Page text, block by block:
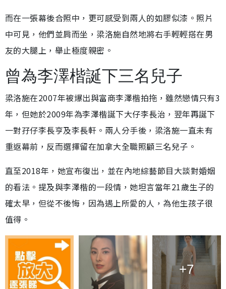
而在一張幕後合照中，更可感受到兩人的如膠似漆。照片
中可見，他們並肩而坐，梁洛施自然地將右手輕輕搭在男
友的大腿上，舉止極度親密。
曾為李澤楷誕下三名兒子
梁洛施在2007年被爆出與富商李澤楷拍拖，雖然戀情只有3
年，但她於2009年為李澤楷誕下大仔李長治，翌年再誕下
一對孖仔李長亨及李長軒。兩人分手後，梁洛施一直未有
重返幕前，反而選擇留在加拿大全職照顧三名兒子。
直至2018年，她宣布復出，並在內地綜藝節目大談對婚姻
的看法。提及與李澤楷的一段情，她坦言當年21歲生子的
確太早，但從不後悔，因為遇上所愛的人，為他生孩子很
值得。
+7